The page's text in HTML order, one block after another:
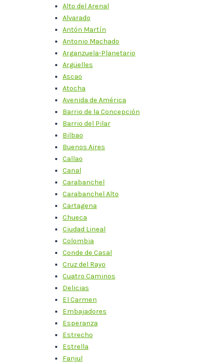
Alto del Arenal
Alvarado
Antón Martín
Antonio Machado
Arganzuela-Planetario
Argüelles
Ascao
Atocha
Avenida de América
Barrio de la Concepción
Barrio del Pilar
Bilbao
Buenos Aires
Callao
Canal
Carabanchel
Carabanchel Alto
Cartagena
Chueca
Ciudad Lineal
Colombia
Conde de Casal
Cruz del Rayo
Cuatro Caminos
Delicias
El Carmen
Embajadores
Esperanza
Estrecho
Estrella
Fanjul